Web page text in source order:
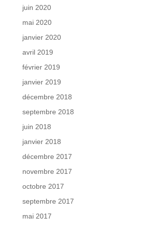
juin 2020
mai 2020
janvier 2020
avril 2019
février 2019
janvier 2019
décembre 2018
septembre 2018
juin 2018
janvier 2018
décembre 2017
novembre 2017
octobre 2017
septembre 2017
mai 2017